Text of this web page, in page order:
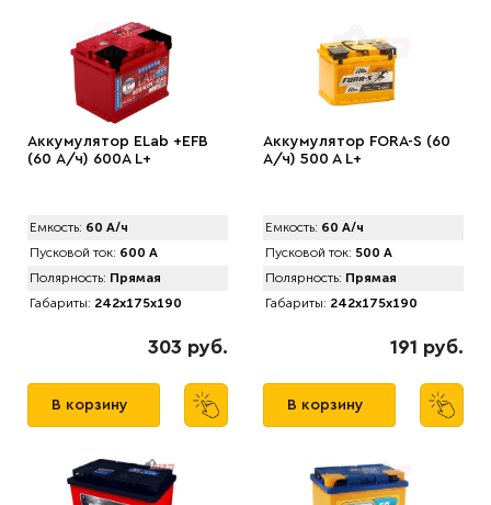
Аккумулятор ELab +EFB
(60 А/ч) 600A L+
Емкость: 60 А/ч
Пусковой ток: 600 А
Полярность: Прямая
Габариты: 242x175x190
303 руб.
В корзину
Аккумулятор FORA-S (60
А/ч) 500 A L+
Емкость: 60 А/ч
Пусковой ток: 500 А
Полярность: Прямая
Габариты: 242x175x190
191 руб.
В корзину